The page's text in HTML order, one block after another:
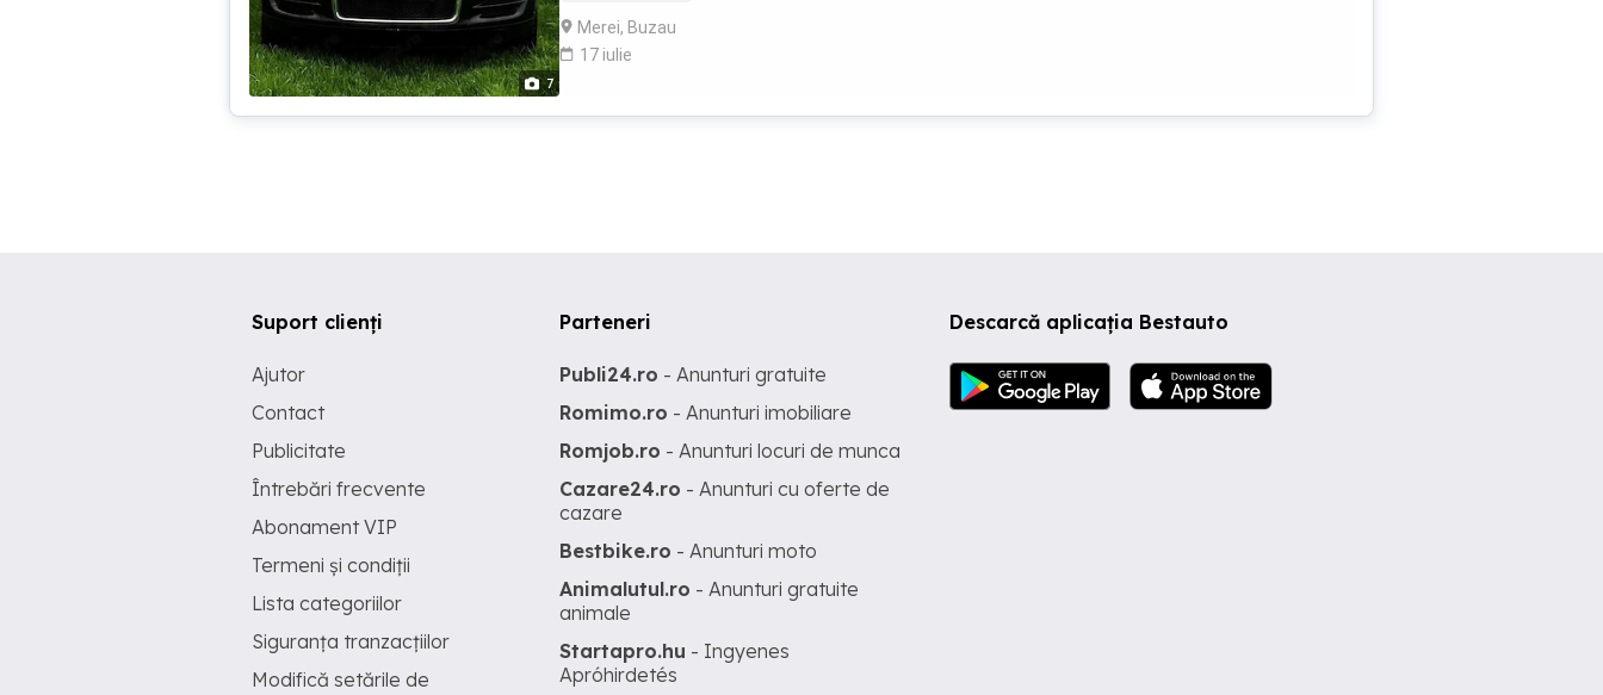
7
Merei, Buzau
17 iulie
Descarcă aplicația Bestauto
Suport clienți
Ajutor
Contact
Publicitate
Întrebări frecvente
Abonament VIP
Termeni și condiții
Lista categoriilor
Siguranța tranzacțiilor
Modifică setările de
Parteneri
Publi24.ro - Anunturi gratuite
Romimo.ro - Anunturi imobiliare
Romjob.ro - Anunturi locuri de munca
Cazare24.ro - Anunturi cu oferte de
cazare
Bestbike.ro - Anunturi moto
Animalutul.ro - Anunturi gratuite
animale
Startapro.hu - Ingyenes
Apróhirdetés